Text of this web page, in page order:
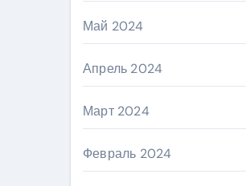
Май 2024
Апрель 2024
Март 2024
Февраль 2024